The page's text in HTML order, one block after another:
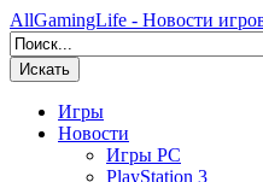
AllGamingLife - Новости
Искать
Игры
Новости
Игры PC
PlayStation 3